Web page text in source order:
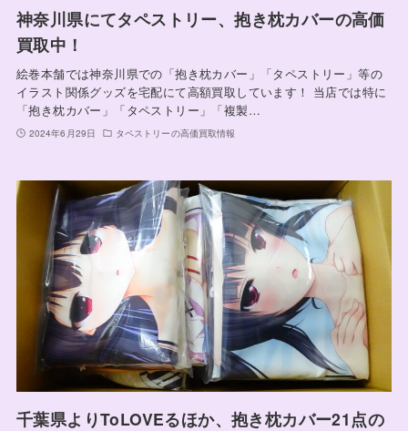
神奈川県にてタペストリー、抱き枕カバーの高価
買取中！
絵巻本舗では神奈川県での「抱き枕カバー」「タペストリー」等の
イラスト関係グッズを宅配にて高額買取しています！ 当店では特に
「抱き枕カバー」「タペストリー」「複製…
2024年6月29日 タペストリーの高価買取情報
千葉県よりToLOVEるほか、抱き枕カバー21点の